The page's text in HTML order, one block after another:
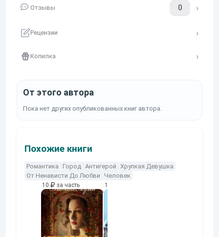
Отзывы 0
Рецензии
Копилка
От этого автора
Пока нет других опубликованных книг автора.
Похожие книги
Романтика Город Антигерой Хрупкая Девушка
От Ненависти До Любви
Человек
10 за часть 10